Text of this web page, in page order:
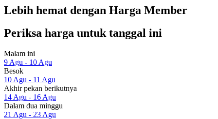
Lebih hemat dengan Harga Member
Periksa harga untuk tanggal ini
Malam ini
9 Agu - 10 Agu
Besok
10 Agu - 11 Agu
Akhir pekan berikutnya
14 Agu - 16 Agu
Dalam dua minggu
21 Agu - 23 Agu